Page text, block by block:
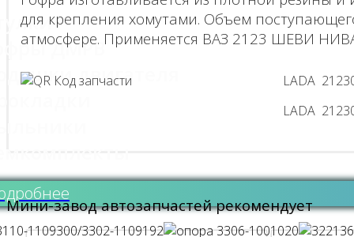
ДМРВ
двигателя
для крепления хомутами. Объем
атмосфере. Применяется ВАЗ 2123 ШЕВИ
LADA
LADA
Мини-завод автозапчастей рекомендует